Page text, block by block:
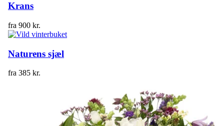
Krans
fra 900 kr.
Naturens sjæl
fra 385 kr.